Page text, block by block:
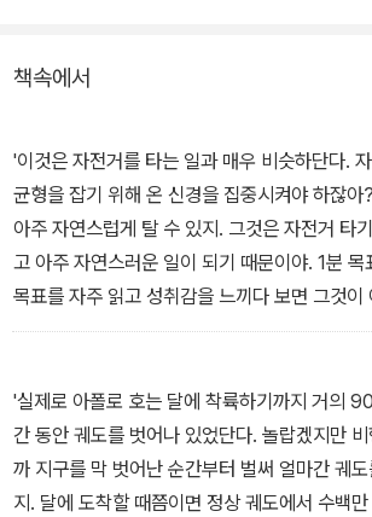
책속에서
'이것은 자전거를 타는 일과 매우 비슷하단다.
균형을 잡기 위해 온 신경을 집중시켜야 하잖
아주 자연스럽게 탈 수 있지. 그것은 자전거 타
고 아주 자연스러운 일이 되기 때문이야. 1분 목
목표를 자주 읽고 성취감을 느끼다 보면 그것이
된단다. 그렇게 되면 목표를 이루는 것도 매우
'실제로 아폴로 호는 달에 착륙하기까지 거의
간 동안 궤도를 벗어나 있었단다. 놀랍겠지만
까 지구를 막 벗어난 순간부터 벌써 얼마간 궤
지. 달에 도착할 때쯤이면 정상 궤도에서 수백